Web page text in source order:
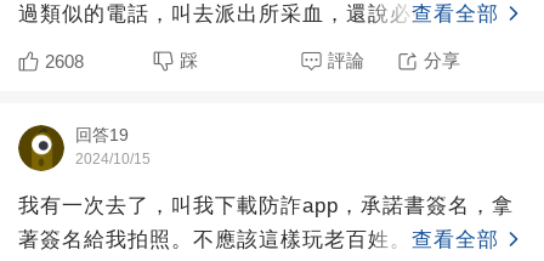
過類似的電話，叫去派出所采血，還說必須去。我說
沒時間，改天去。
查看全部
2608 踩 評論 分享
回答19
2024/10/15
我有一次去了，叫我下載防詐app，承諾書簽名，拿
著簽名給我拍照。不應該這樣玩老百姓。 查看全部